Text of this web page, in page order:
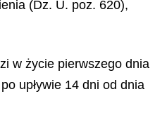
(Dz. U. poz. 620),
w życie pierwszego dnia
upływie 14 dni od dnia